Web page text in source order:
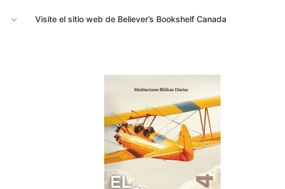
Visite el sitio web de Believer’s Bookshelf Canada